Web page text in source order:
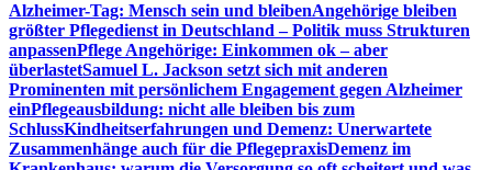
Alzheimer-Tag: Mensch sein und bleibenAngehörige bleiben
größter Pflegedienst in Deutschland – Politik muss Strukturen
anpassenPflege Angehörige: Einkommen ok – aber
überlastetSamuel L. Jackson setzt sich mit anderen
Prominenten mit persönlichem Engagement gegen Alzheimer
einPflegeausbildung: nicht alle bleiben bis zum
SchlussKindheitserfahrungen und Demenz: Unerwartete
Zusammenhänge auch für die PflegepraxisDemenz im